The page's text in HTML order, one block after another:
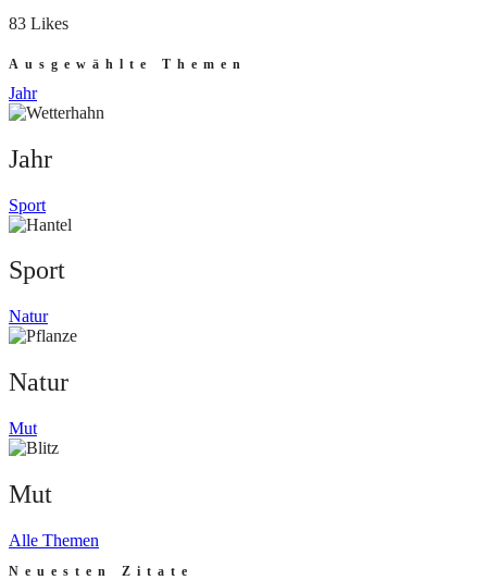
83 Likes
Ausgewählte Themen
Jahr
Jahr
Sport
Sport
Natur
Natur
Mut
Mut
Alle Themen
Neuesten Zitate